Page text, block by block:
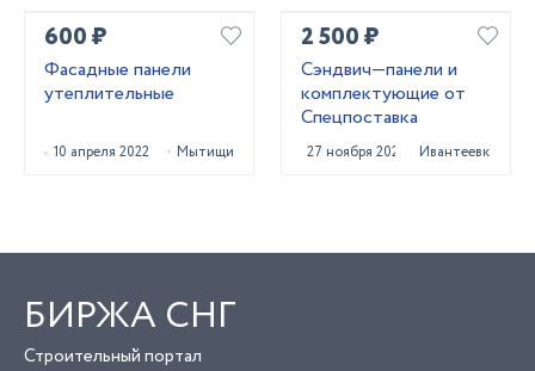
600 ₽
Фасадные панели
утеплительные
10 апреля 2022 Мытищи
2 500 ₽
Сэндвич—панели и
комплектующие от
Спецпоставка
27 ноября 2021 Ивантеевка
БИРЖА СНГ
Строительный портал